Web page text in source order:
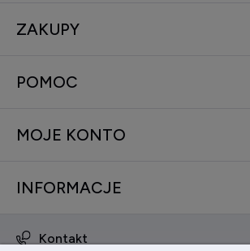
ZAKUPY
POMOC
MOJE KONTO
INFORMACJE
Kontakt